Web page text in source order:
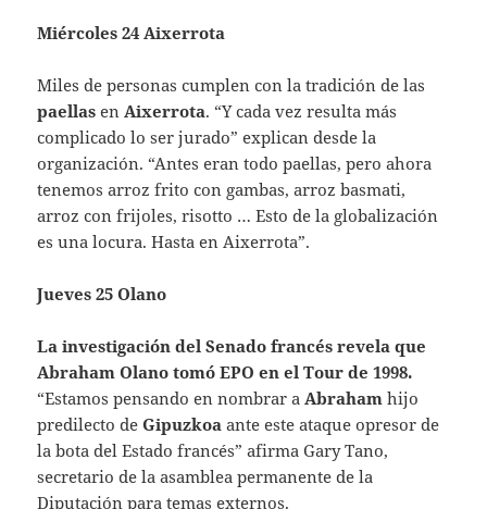
Miércoles 24 Aixerrota
Miles de personas cumplen con la tradición de las
paellas en Aixerrota. “Y cada vez resulta más
complicado lo ser jurado” explican desde la
organización. “Antes eran todo paellas, pero ahora
tenemos arroz frito con gambas, arroz basmati,
arroz con frijoles, risotto … Esto de la globalización
es una locura. Hasta en Aixerrota”.
Jueves 25 Olano
La investigación delSenado francés revela que
Abraham Olano tomóEPO en el Tour de 1998.
“Estamos pensando en nombrar a Abraham hijo
predilecto deGipuzkoa ante este ataque opresor de
la bota del Estado francés” afirma Gary Tano,
secretario de la asamblea permanente de la
Diputación para temas externos.